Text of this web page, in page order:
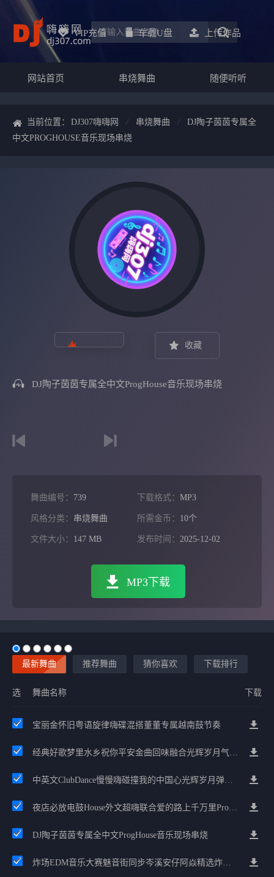
VIP充值 车载u盘 上传作品
网站首页 串烧舞曲 随便听听
当前位置： DJ307嗨嗨网 串烧舞曲
DJ陶子茵茵专属全
中文PROGHOUSE音乐现场串烧
收藏
DJ陶子茵茵专属全中文ProgHouse音乐现场串烧
舞曲编号： 739 下载格式： MP3
风格分类： 串烧舞曲 所需金币： 10个
文件大小： 147 MB 发布时间： 2025-12-02
MP3下载
最新舞曲 推荐舞曲 猜你喜欢 下载排行
选 舞曲名称 下载
宝丽金怀旧粤语旋律嗨碟混搭董董专属越南鼓节奏
经典好歌梦里水乡祝你平安金曲回味融合光辉岁月气氛中文兄弟串烧
中英文ClubDance慢慢嗨碰撞我的中国心光辉岁月弹鼓车载
夜店必放电鼓House外文超嗨联合爱的路上千万里Prog包房漫步上头
DJ陶子茵茵专属全中文ProgHouse音乐现场串烧
炸场EDM音乐大赛魅音街同步岑溪安仔阿焱精选炸场歌路串烧